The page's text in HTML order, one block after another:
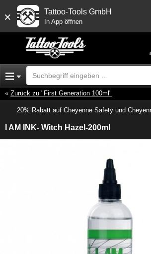
× Tattoo-Tools GmbH
In App öffnen
Zurück zu "First Generation 100ml"
20% Rabatt auf Cheyenne Safety und
I AM INK- Witch Hazel-200ml